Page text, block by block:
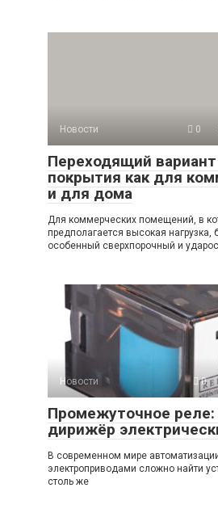
Новости 0
Переходящий
покрытия как для
и для дома
Для коммерческих помещений, в
предполагается высокая нагрузка,
особенный сверхпорочный и
Новости 0
Промежуточное
дирижёр
В современном мире
электроприводами сложно найти
столь же